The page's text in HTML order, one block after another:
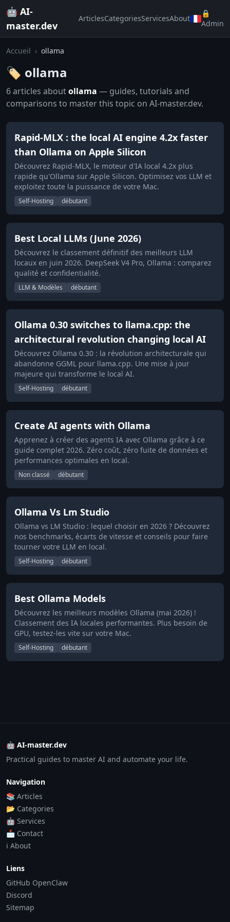
🤖 AI-
master.dev
ArticlesCategoriesServicesAbout
🔒
Admin
Accueil › ollama
🏷️ ollama
6 articles aboutollama — guides, tutorials and
comparisons to master this topic on AI-master.dev.
Rapid-MLX : the local AI engine 4.2x faster
than Ollama on Apple Silicon
Découvrez Rapid-MLX, le moteur d'IA local 4.2x plus
rapide qu'Ollama sur Apple Silicon. Optimisez vos LLM et
exploitez toute la puissance de votre Mac.
Self-Hosting débutant
Best Local LLMs (June 2026)
Découvrez le classement définitif des meilleurs LLM
locaux en juin 2026. DeepSeek V4 Pro, Ollama : comparez
qualité et confidentialité.
LLM & Modèles débutant
Ollama 0.30 switches to llama.cpp: the
architectural revolution changing local AI
Découvrez Ollama 0.30 : la révolution architecturale qui
abandonne GGML pour llama.cpp. Une mise à jour
majeure qui transforme le local AI.
Self-Hosting débutant
Create AI agents with Ollama
Apprenez à créer des agents IA avec Ollama grâce à ce
guide complet 2026. Zéro coût, zéro fuite de données et
performances optimales en local.
Non classé débutant
Ollama Vs Lm Studio
Ollama vs LM Studio : lequel choisir en 2026 ? Découvrez
nos benchmarks, écarts de vitesse et conseils pour faire
tourner votre LLM en local.
Self-Hosting débutant
Best Ollama Models
Découvrez les meilleurs modèles Ollama (mai 2026) !
Classement des IA locales performantes. Plus besoin de
GPU, testez-les vite sur votre Mac.
Self-Hosting débutant
🤖 AI-master.dev
Practical guides to master AI and automate your life.
Navigation
📚 Articles
📂 Categories
🤖 Services
📩 Contact
ℹ️ About
Liens
GitHub OpenClaw
Discord
Sitemap